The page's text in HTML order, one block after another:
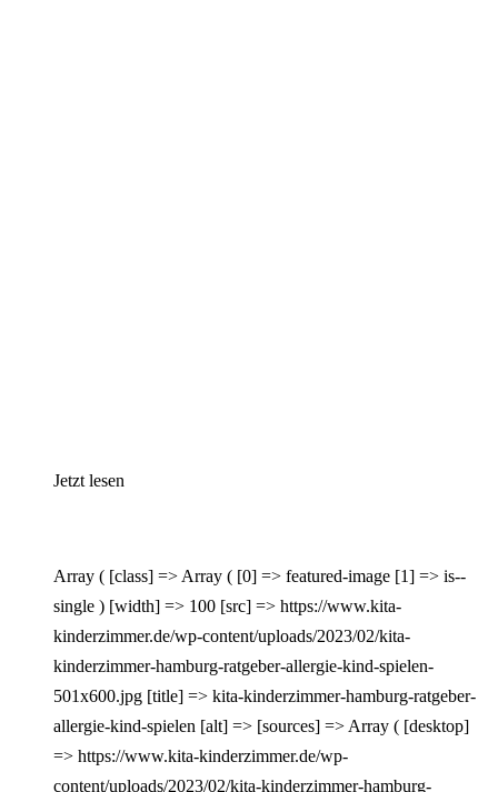
Jetzt lesen
Array ( [class] => Array ( [0] => featured-image [1] => is--
single ) [width] => 100 [src] => https://www.kita-
kinderzimmer.de/wp-content/uploads/2023/02/kita-
kinderzimmer-hamburg-ratgeber-allergie-kind-spielen-
501x600.jpg [title] => kita-kinderzimmer-hamburg-ratgeber-
allergie-kind-spielen [alt] => [sources] => Array ( [desktop]
=> https://www.kita-kinderzimmer.de/wp-
content/uploads/2023/02/kita-kinderzimmer-hamburg-